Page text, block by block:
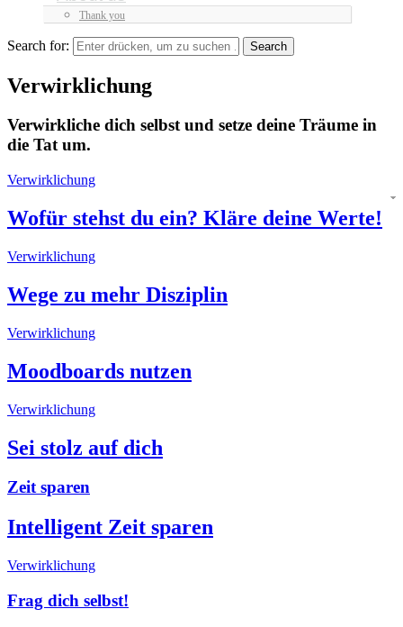
Thank you
Search for:
Verwirklichung
Verwirkliche dich selbst und setze deine Träume in
die Tat um.
Verwirklichung
Wofür stehst du ein? Kläre deine Werte!
Verwirklichung
Wege zu mehr Disziplin
Verwirklichung
Moodboards nutzen
Verwirklichung
Sei stolz auf dich
Zeit sparen
Intelligent Zeit sparen
Verwirklichung
Frag dich selbst!